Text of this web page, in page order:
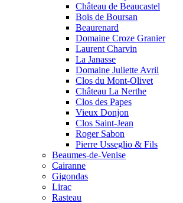
Château de Beaucastel
Bois de Boursan
Beaurenard
Domaine Croze Granier
Laurent Charvin
La Janasse
Domaine Juliette Avril
Clos du Mont-Olivet
Château La Nerthe
Clos des Papes
Vieux Donjon
Clos Saint-Jean
Roger Sabon
Pierre Usseglio & Fils
Beaumes-de-Venise
Cairanne
Gigondas
Lirac
Rasteau